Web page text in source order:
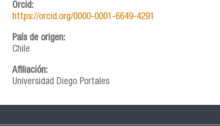
Orcid:
https://orcid.org/0000-0001-6649-4291
País de origen:
Chile
Afiliación:
Universidad Diego Portales